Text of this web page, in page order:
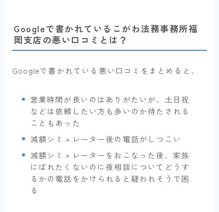
Googleで書かれているこがわ法務事務所福
岡支店の悪い口コミとは？
Googleで書かれている悪い口コミをまとめると、
営業時間が長いのはありがたいが、土日祝
などは依頼したい方も多いのか待たされる
こともあった
減額シミュレーター後の電話がしつこい
減額シミュレーターをおこなった後、家族
にばれたくないのに夜相談についてどうす
るかの電話をかけられると疑われそうで困
る